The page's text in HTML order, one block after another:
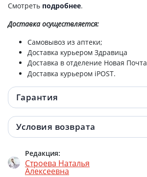
Пантенол спрей пена 150мл (136г)
Смотреть подробнее.
Доставкаосуществляется:
Самовывоз из аптеки;
Доставка курьером Здравица
Доставка в отделение Новая Почта
Доставка курьером iPOST.
Гарантия
Условия возврата
Редакция:
Строева Наталья
Алексеевна